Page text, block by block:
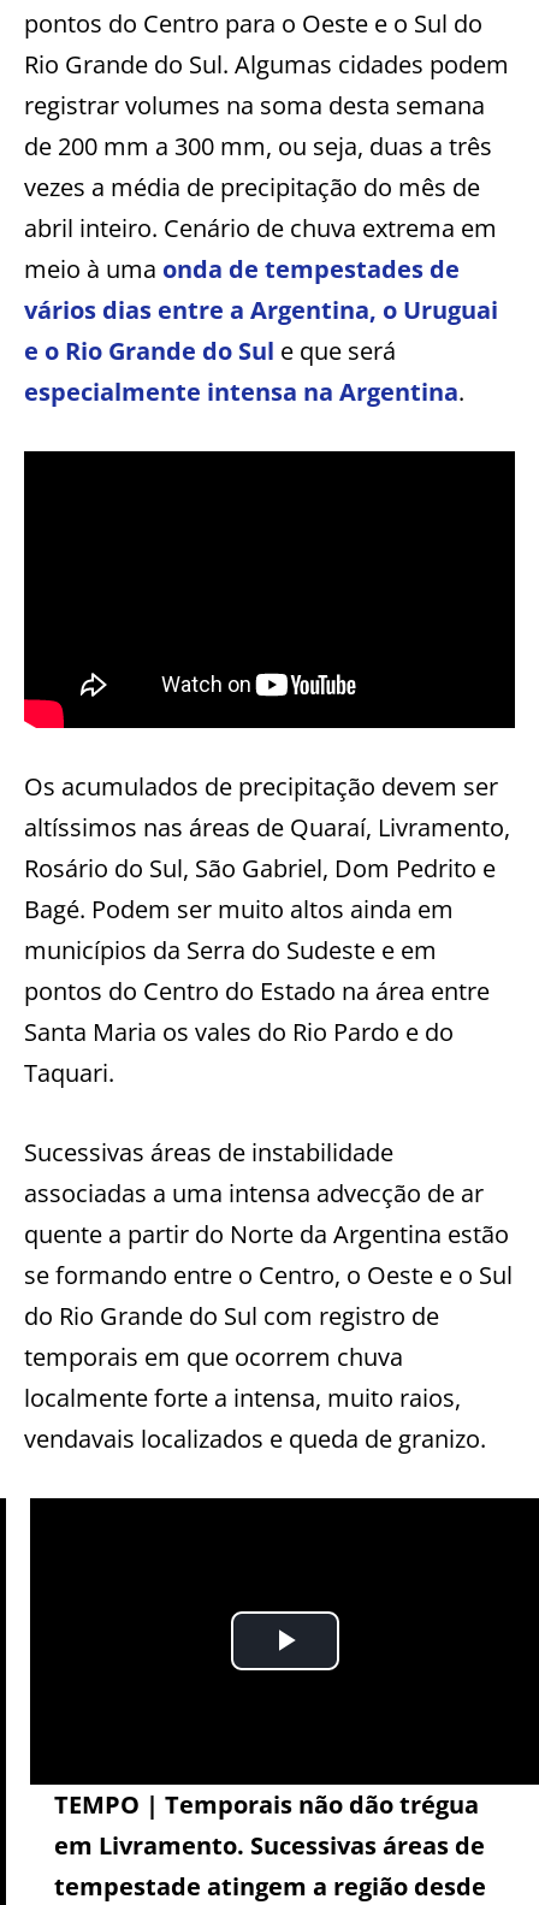
pontos do Centro para o Oeste e o Sul do
Rio Grande do Sul. Algumas cidades podem
registrar volumes na soma desta semana
de 200 mm a 300 mm, ou seja, duas a três
vezes a média de precipitação do mês de
abril inteiro. Cenário de chuva extrema em
meio à uma onda de tempestades de
vários dias entre a Argentina, o Uruguai
e o Rio Grande do Sul e que será
especialmente intensa na Argentina.
Os acumulados de precipitação devem ser
altíssimos nas áreas de Quaraí, Livramento,
Rosário do Sul, São Gabriel, Dom Pedrito e
Bagé. Podem ser muito altos ainda em
municípios da Serra do Sudeste e em
pontos do Centro do Estado na área entre
Santa Maria os vales do Rio Pardo e do
Taquari.
Sucessivas áreas de instabilidade
associadas a uma intensa advecção de ar
quente a partir do Norte da Argentina estão
se formando entre o Centro, o Oeste e o Sul
do Rio Grande do Sul com registro de
temporais em que ocorrem chuva
localmente forte a intensa, muito raios,
vendavais localizados e queda de granizo.
TEMPO | Temporais não dão trégua
em Livramento. Sucessivas áreas de
tempestade atingem a região desde